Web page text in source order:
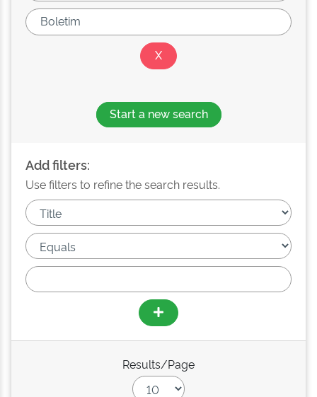
Start a new search
Add filters:
Use filters to refine the search results.
Results/Page